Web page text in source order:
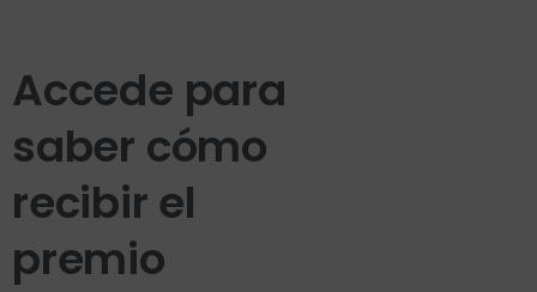
Accede para
saber cómo
recibir el
premio